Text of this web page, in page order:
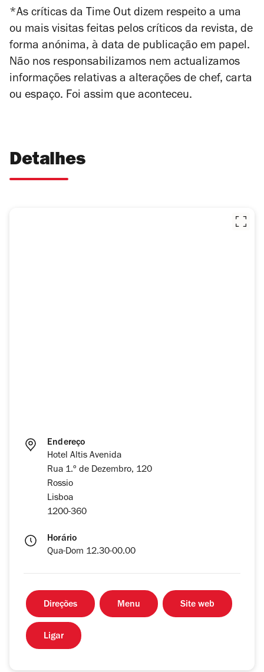
*As críticas da Time Out dizem respeito a uma
ou mais visitas feitas pelos críticos da revista, de
forma anónima, à data de publicação em papel.
Não nos responsabilizamos nem actualizamos
informações relativas a alterações de chef, carta
ou espaço. Foi assim que aconteceu.
Detalhes
Endereço
Hotel Altis Avenida
Rua 1.º de Dezembro, 120
Rossio
Lisboa
1200-360
Horário
Qua-Dom 12.30-00.00
Direções Menu Site web
Ligar